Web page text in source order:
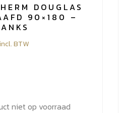
DOUGLAS
90×180 –
incl. BTW
niet op voorraad